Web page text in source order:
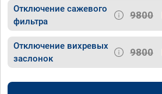
Отключение сажевого
фильтра
9800
Отключение вихревых
заслонок
9800